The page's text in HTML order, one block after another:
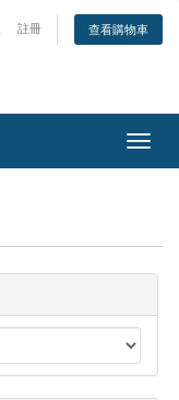
註冊 查看購物車
切
換